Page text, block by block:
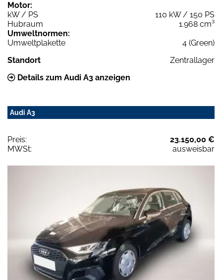
Motor:
kW / PS
110 kW / 150 PS
Hubraum
1.968 cm³
Umweltnormen:
Umweltplakette
4 (Green)
Standort
Zentrallager
Details zum Audi A3 anzeigen
Audi A3
Preis:
23.150,00 €
MWSt:
ausweisbar